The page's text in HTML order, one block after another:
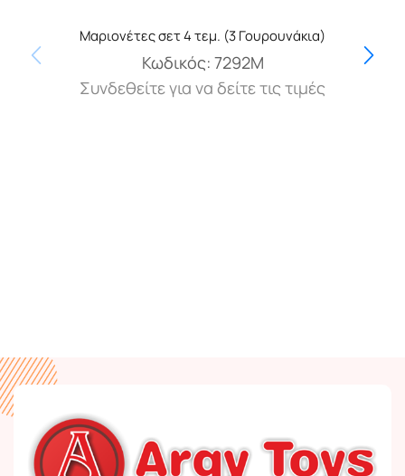
Μαριονέτες σετ 4 τεμ. (3 Γουρουνάκια)
Κωδικός: 7292Μ
Συνδεθείτε για να δείτε τις τιμές